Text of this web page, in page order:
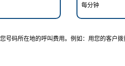
每分钟
号码所在地的呼叫费用。例如：用您的客户